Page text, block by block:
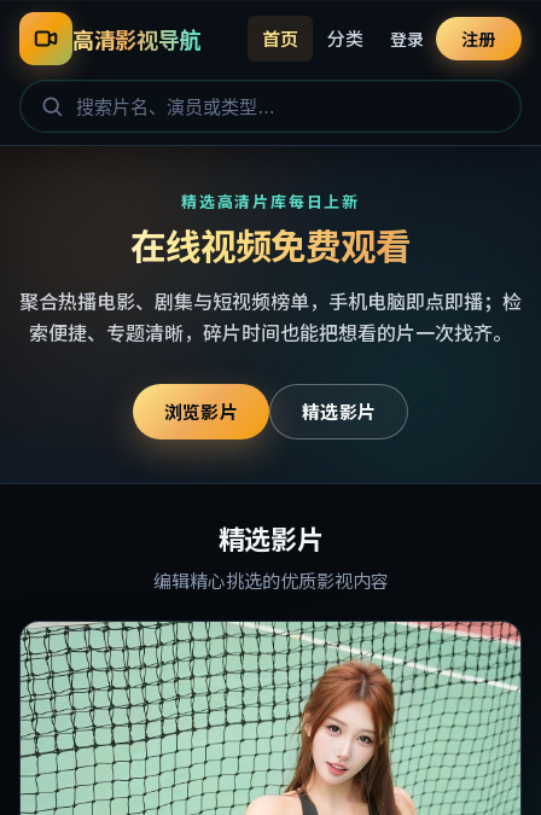
高清影视导航 首页 分类 登录 注册
精选高清片库每日上新
在线视频免费观看
聚合热播电影、剧集与短视频榜单，手机电脑即点即播；检
索便捷、专题清晰，碎片时间也能把想看的片一次找齐。
浏览影片 精选影片
精选影片
编辑精心挑选的优质影视内容